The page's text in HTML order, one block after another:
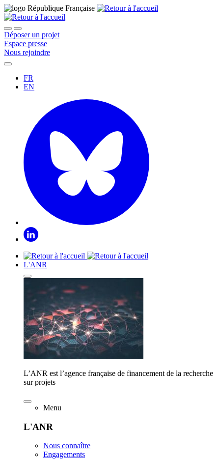
Déposer un projet
Espace presse
Nous rejoindre
FR
EN
L'ANR
L’ANR est l’agence française de financement de la recherche
sur projets
Menu
L'ANR
Nous connaître
Engagements